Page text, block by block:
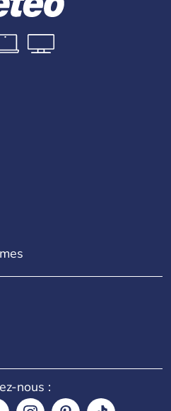
nous :